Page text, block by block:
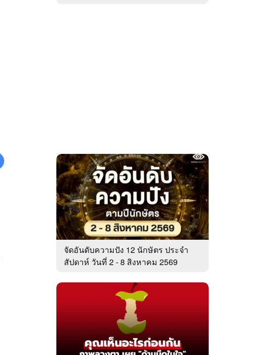
จัดอันดับความปัง 12 นักษัตร ประจำ
สัปดาห์ วันที่ 2 - 8 สิงหาคม 2569